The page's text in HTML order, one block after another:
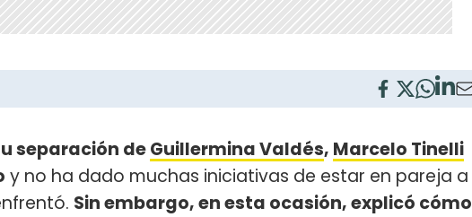
separación deGuillermina Valdés, Marcelo Tinelli
y no ha dado muchas iniciativas de estar en pareja a
Sin embargo, en esta ocasión, explicó cómo